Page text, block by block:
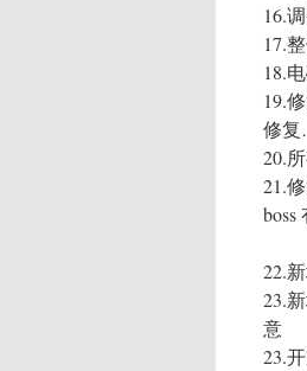
16.
17.
18.
19.
修
20.
21.
22.
23.
意
23.